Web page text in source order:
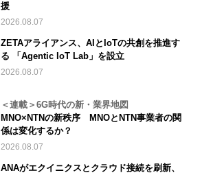
援
2026.08.07
ZETAアライアンス、AIとIoTの共創を推進す
る 「Agentic IoT Lab」を設立
2026.08.07
＜連載＞6G時代の新・業界地図
MNO×NTNの新秩序 MNOとNTN事業者の関
係は変化するか？
2026.08.07
ANAがエクイニクスとクラウド接続を刷新、